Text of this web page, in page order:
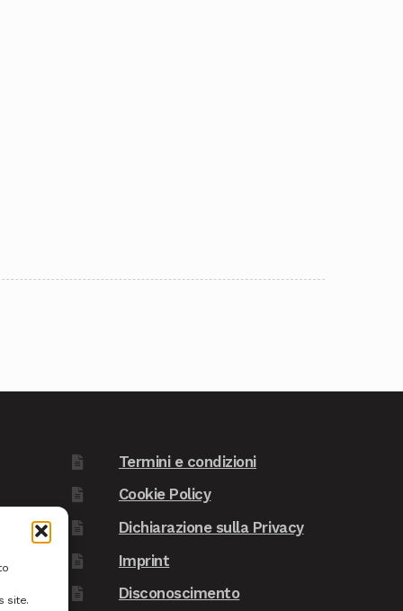
site.
Termini e condizioni
Cookie Policy
Dichiarazione sulla Privacy
Imprint
Disconoscimento